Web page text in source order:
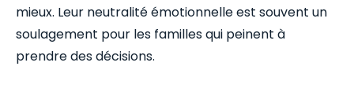
mieux. Leur neutralité émotionnelle est souvent un
soulagement pour les familles qui peinent à
prendre des décisions.